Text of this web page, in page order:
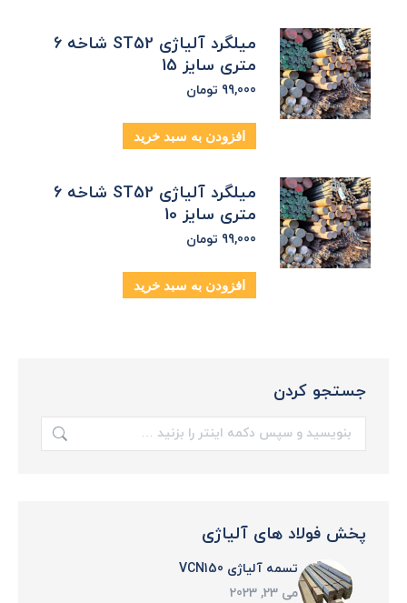
میلگرد آلیاژی ST52 شاخه 6
متری سایز 15
99,000 تومان
افزودن به سبد خرید
میلگرد آلیاژی ST52 شاخه 6
متری سایز 10
99,000 تومان
افزودن به سبد خرید
جستجو کردن
جستجو:
پخش فولاد های آلیاژی
تسمه آلیاژی VCN150
می 23, 2023